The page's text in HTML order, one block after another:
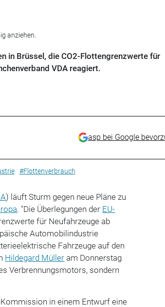
anziehen.
in Brüssel, die CO2-Flottengrenzwerte für
VDA reagiert.
asp bei Google
#Flottenverbrauch
) läuft Sturm gegen neue Pläne zu
. "Die Überlegungen der EU-
für Neufahrzeuge ab
Automobilindustrie
Fahrzeuge auf den
Hildegard Müller am Donnerstag
Verbrennungsmotors, sondern
in einem Entwurf eine